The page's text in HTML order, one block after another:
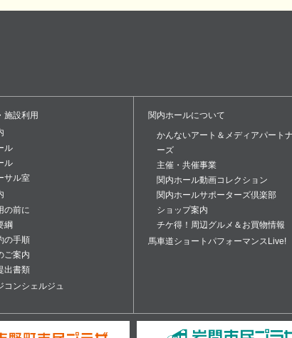
施設利用
ル
ル
サル室
の前に
綱
の手順
ご案内
出書類
コンシェルジュ
関内ホールについて
かんないアート＆メディアパートナ
ーズ
主催・共催事業
関内ホール動画コレクション
関内ホールサポーターズ倶楽部
ショップ案内
チケ得！周辺グルメ＆お買物情報
馬車道ショートパフォーマンスLive!